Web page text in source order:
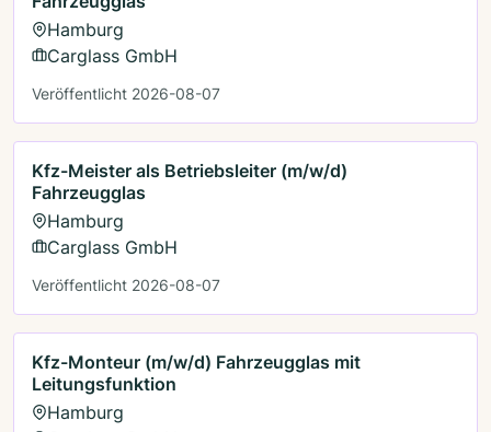
Hamburg
Carglass GmbH
Veröffentlicht 2026-08-07
Kfz-Meister als Betriebsleiter (m/w/d)
Fahrzeugglas
Hamburg
Carglass GmbH
Veröffentlicht 2026-08-07
Kfz-Monteur (m/w/d) Fahrzeugglas mit
Leitungsfunktion
Hamburg